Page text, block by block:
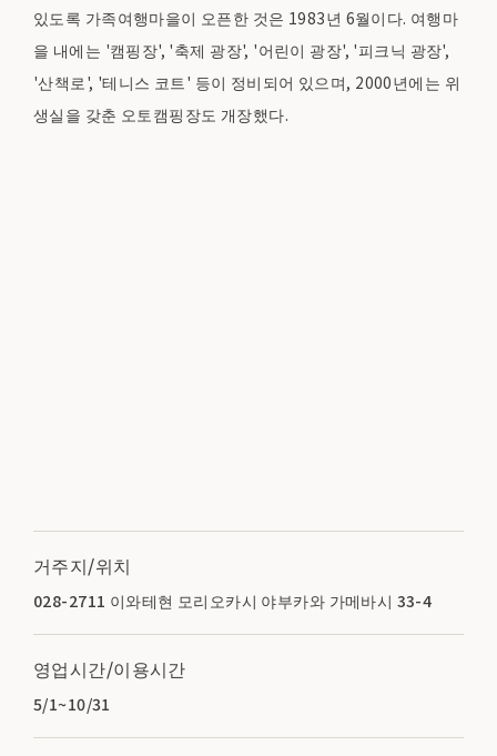
있도록 가족여행마을이 오픈한 것은 1983년 6월이다. 여행마
을 내에는 '캠핑장', '축제 광장', '어린이 광장', '피크닉 광장',
'산책로', '테니스 코트' 등이 정비되어 있으며, 2000년에는 위
생실을 갖춘 오토캠핑장도 개장했다.
거주지/위치
028-2711 이와테현 모리오카시 야부카와 가메바시 33-4
영업시간/이용시간
5/1~10/31